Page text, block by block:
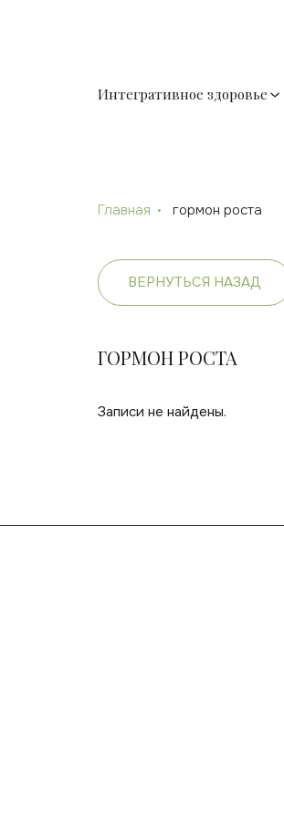
Интегративное здоровье
Главная гормон роста
ВЕРНУТЬСЯ НАЗАД
ГОРМОН РОСТА
Записи не найдены.